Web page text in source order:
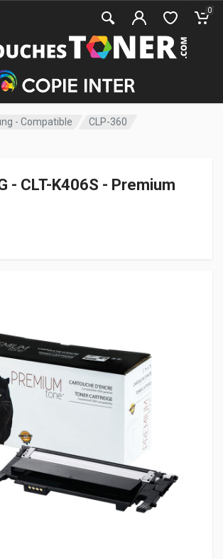
0
- Compatible CLP-360
- CLT-K406S - Premium